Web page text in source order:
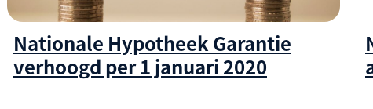
Nationale Hypotheek Garantie
verhoogd per 1 januari 2020